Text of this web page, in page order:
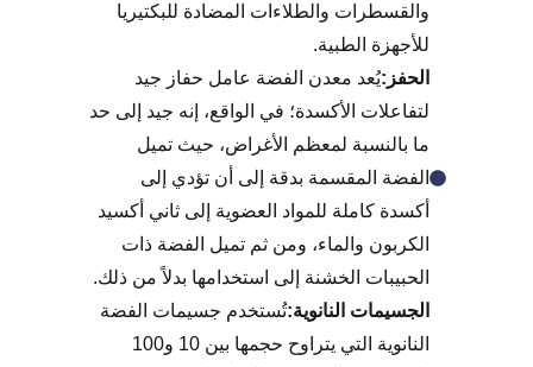
والقسطرات والطلاءات المضادة للبكتيريا
للأجهزة الطبية.
الحفز:يُعد معدن الفضة عامل حفاز جيد
لتفاعلات الأكسدة؛ في الواقع، إنه جيد إلى حد
ما بالنسبة لمعظم الأغراض، حيث تميل
الفضة المقسمة بدقة إلى أن تؤدي إلى
أكسدة كاملة للمواد العضوية إلى ثاني أكسيد
الكربون والماء، ومن ثم تميل الفضة ذات
الحبيبات الخشنة إلى استخدامها بدلاً من ذلك.
الجسيمات النانوية:تُستخدم جسيمات الفضة
النانوية التي يتراوح حجمها بين 10 و100